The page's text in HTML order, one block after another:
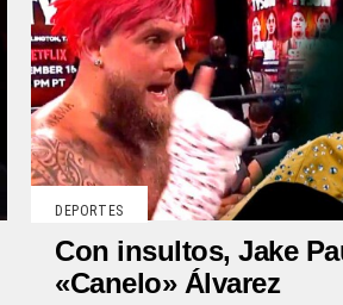
DEPORTES
Con insultos, Jake
«Canelo» Álvarez